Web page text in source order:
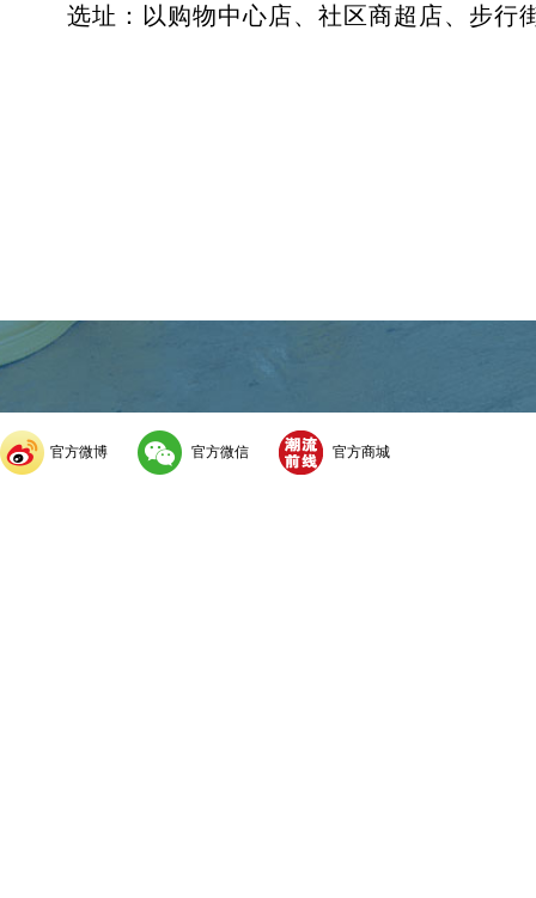
选址：以购物中心店、社区商超店、步行
官方微博 官方微信 官方商城